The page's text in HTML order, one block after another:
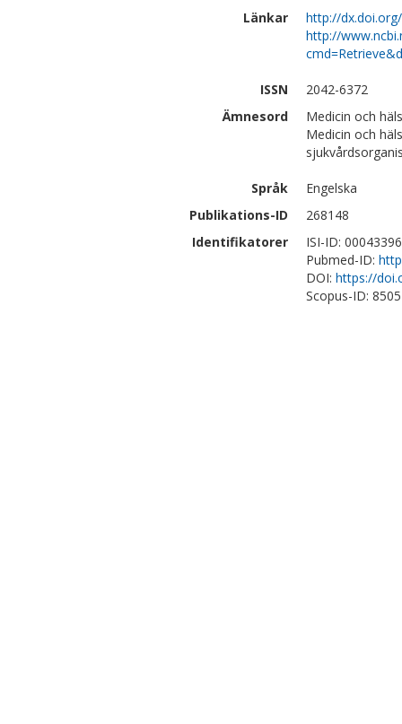
Länkar
http://
http://
ISSN
2042-6372
Ämnesord
Medicin och
Medicin och
Språk
Engelska
Publikations-ID
268148
Identifikatorer
ISI-ID:
Pubmed-ID:
DOI: https://
Scopus-ID: